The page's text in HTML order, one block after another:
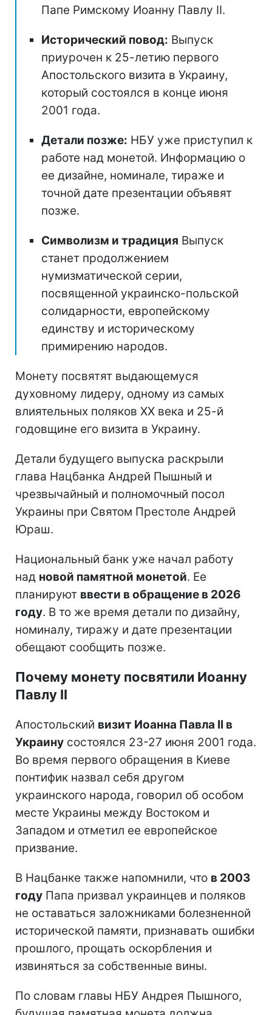
Папе Римскому Иоанну Павлу II.
Исторический повод: Выпуск
приурочен к 25-летию первого
Апостольского визита в Украину,
который состоялся в конце июня
2001 года.
Детали позже: НБУ уже приступил к
работе над монетой. Информацию о
ее дизайне, номинале, тираже и
точной дате презентации объявят
позже.
Символизм и традиция Выпуск
станет продолжением
нумизматической серии,
посвященной украинско-польской
солидарности, европейскому
единству и историческому
примирению народов.
Монету посвятят выдающемуся
духовному лидеру, одному из самых
влиятельных поляков ХХ века и 25-й
годовщине его визита в Украину.
Детали будущего выпуска раскрыли
глава Нацбанка Андрей Пышный и
чрезвычайный и полномочный посол
Украины при Святом Престоле Андрей
Юраш.
Национальный банк уже начал работу
над новой памятной монетой. Ее
планируют ввести в обращение в 2026
году. В то же время детали по дизайну,
номиналу, тиражу и дате презентации
обещают сообщить позже.
Почему монету посвятили Иоанну
Павлу II
Апостольский визит Иоанна Павла II в
Украину состоялся 23-27 июня 2001 года.
Во время первого обращения в Киеве
понтифик назвал себя другом
украинского народа, говорил об особом
месте Украины между Востоком и
Западом и отметил ее европейское
призвание.
В Нацбанке также напомнили, что в 2003
году Папа призвал украинцев и поляков
не оставаться заложниками болезненной
исторической памяти, признавать ошибки
прошлого, прощать оскорбления и
извиняться за собственные вины.
По словам главы НБУ Андрея Пышного,